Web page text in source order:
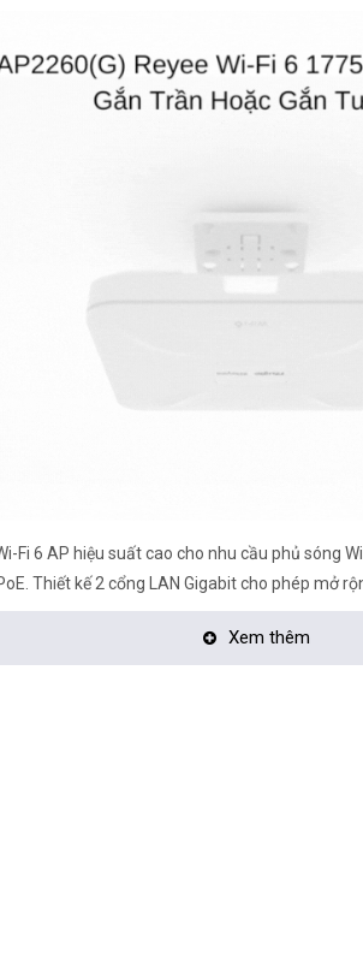
Fi 6 AP hiệu suất cao cho nhu cầu phủ sóng
Thiết kế 2 cổng LAN Gigabit cho phép mở
Xem thêm